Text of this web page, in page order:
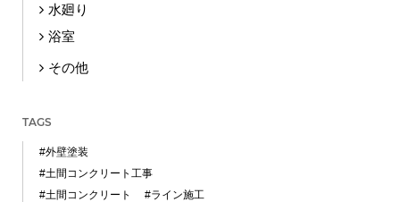
水廻り
浴室
その他
TAGS
#外壁塗装
#土間コンクリート工事
#土間コンクリート
#ライン施工